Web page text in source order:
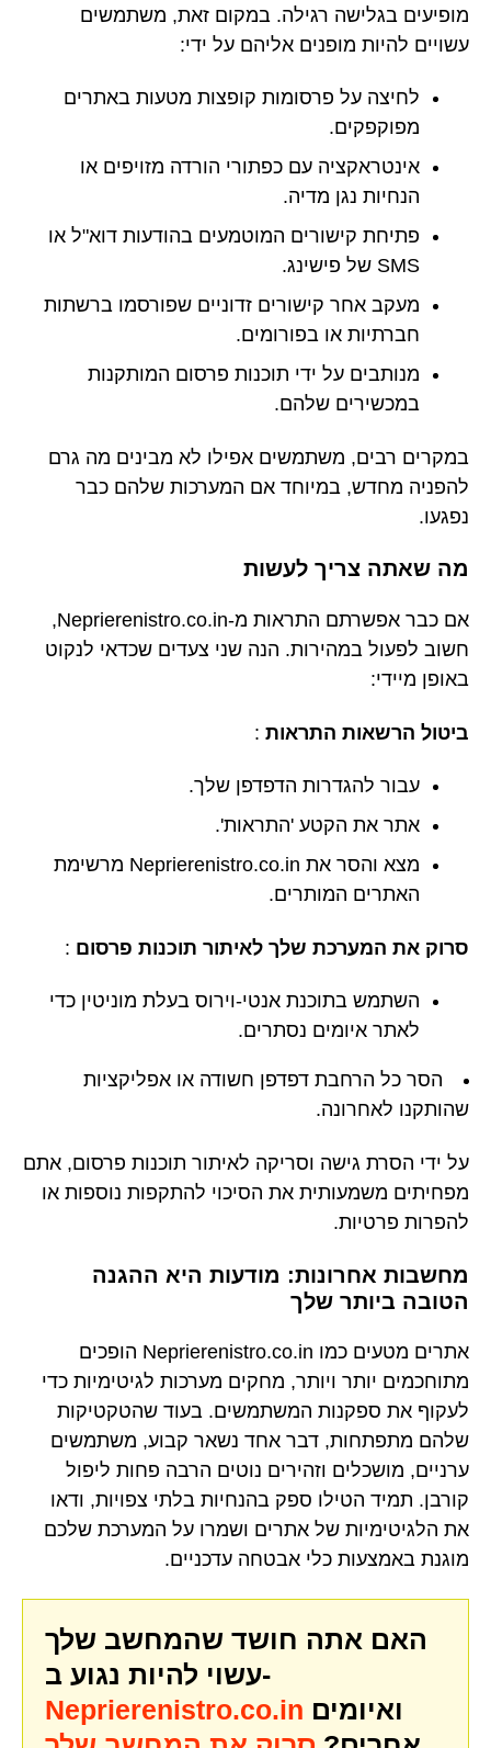
מופיעים בגלישה רגילה. במקום זאת, משתמשים
עשויים להיות מופנים אליהם על ידי:
לחיצה על פרסומות קופצות מטעות באתרים
מפוקפקים.
אינטראקציה עם כפתורי הורדה מזויפים או
הנחיות נגן מדיה.
פתיחת קישורים המוטמעים בהודעות דוא"ל או
SMS של פישינג.
מעקב אחר קישורים זדוניים שפורסמו ברשתות
חברתיות או בפורומים.
מנותבים על ידי תוכנות פרסום המותקנות
במכשירים שלהם.
במקרים רבים, משתמשים אפילו לא מבינים מה גרם
להפניה מחדש, במיוחד אם המערכות שלהם כבר
נפגעו.
מה שאתה צריך לעשות
אם כבר אפשרתם התראות מ-Neprierenistro.co.in,
חשוב לפעול במהירות. הנה שני צעדים שכדאי לנקוט
באופן מיידי:
ביטול הרשאות התראות :
עבור להגדרות הדפדפן שלך.
אתר את הקטע 'התראות'.
מצא והסר את Neprierenistro.co.in מרשימת
האתרים המותרים.
סרוק את המערכת שלך לאיתור תוכנות פרסום :
השתמש בתוכנת אנטי-וירוס בעלת מוניטין כדי
לאתר איומים נסתרים.
הסר כל הרחבת דפדפן חשודה או אפליקציות
שהותקנו לאחרונה.
על ידי הסרת גישה וסריקה לאיתור תוכנות פרסום, אתם
מפחיתים משמעותית את הסיכוי להתקפות נוספות או
להפרות פרטיות.
מחשבות אחרונות: מודעות היא ההגנה
הטובה ביותר שלך
אתרים מטעים כמו Neprierenistro.co.in הופכים
מתוחכמים יותר ויותר, מחקים מערכות לגיטימיות כדי
לעקוף את ספקנות המשתמשים. בעוד שהטקטיקות
שלהם מתפתחות, דבר אחד נשאר קבוע, משתמשים
ערניים, מושכלים וזהירים נוטים הרבה פחות ליפול
קורבן. תמיד הטילו ספק בהנחיות בלתי צפויות, ודאו
את הלגיטימיות של אתרים ושמרו על המערכת שלכם
מוגנת באמצעות כלי אבטחה עדכניים.
האם אתה חושד שהמחשב שלך
עשוי להיות נגוע ב-
Neprierenistro.co.in